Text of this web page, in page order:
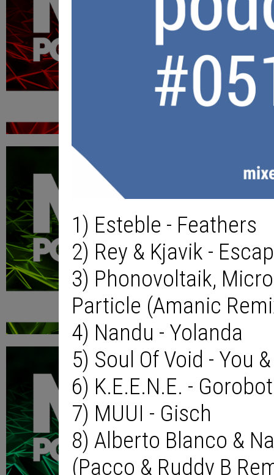
1) Esteble - Feathers
2) Rey & Kjavik -
3) Phonovoltaik,
Particle (Amanic
4) Nandu - Yolanda
5) Soul Of Void - You
6) K.E.E.N.E. -
7) MUUI - Gisch
8) Alberto Blanco &
(Pacco & Ruddy B